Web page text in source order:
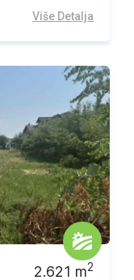
Više Detalja
2.621 m2